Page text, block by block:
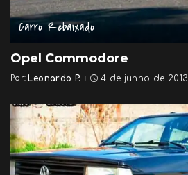
Carro Rebaixado
Opel Commodore
Posted
Por: Leonardo P. 4 de junho de 2013